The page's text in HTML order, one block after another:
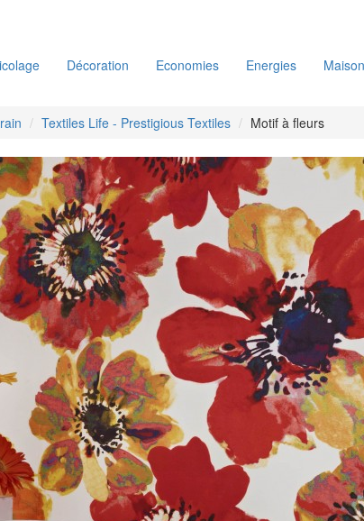
Décoration Economies Energies
Textiles Life - Prestigious Textiles Motif à fleurs